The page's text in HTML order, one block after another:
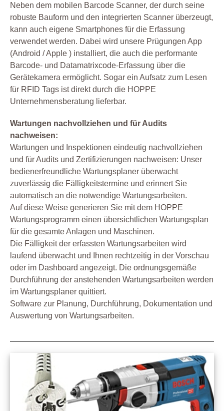
Neben dem mobilen Barcode Scanner, der durch seine
robuste Bauform und den integrierten Scanner überzeugt,
kann auch eigene Smartphones für die Erfassung
verwendet werden. Dabei wird unsere Prügungen App
(Android / Apple ) installiert, die auch die performante
Barcode- und Datamatrixcode-Erfassung über die
Gerätekamera ermöglicht. Sogar ein Aufsatz zum Lesen
für RFID Tags ist direkt durch die HOPPE
Unternehmensberatung lieferbar.
Wartungen nachvollziehen und für Audits
nachweisen:
Wartungen und Inspektionen eindeutig nachvollziehen
und für Audits und Zertifizierungen nachweisen: Unser
bedienerfreundliche Wartungsplaner überwacht
zuverlässig die Fälligkeitstermine und erinnert Sie
automatisch an die notwendige Wartungsarbeiten.
Auf diese Weise generieren Sie mit dem HOPPE
Wartungsprogramm einen übersichtlichen Wartungsplan
für die gesamte Anlagen und Maschinen.
Die Fälligkeit der erfassten Wartungsarbeiten wird
laufend überwacht und Ihnen rechtzeitig in der Vorschau
oder im Dashboard angezeigt. Die ordnungsgemäße
Durchführung der anstehenden Wartungsarbeiten werden
im Wartungsplaner quittiert.
Software zur Planung, Durchführung, Dokumentation und
Auswertung von Wartungsarbeiten.